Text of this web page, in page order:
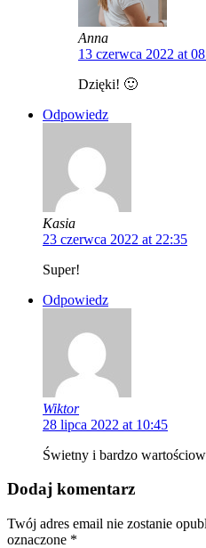
Anna
13 czerwca 2022 at
Dzięki! 🙂
Odpowiedz
Kasia
23 czerwca 2022 at 22:35
Super!
Odpowiedz
Wiktor
28 lipca 2022 at 10:45
Świetny i bardzo
Dodaj komentarz
Twój adres email nie zostanie
oznaczone *